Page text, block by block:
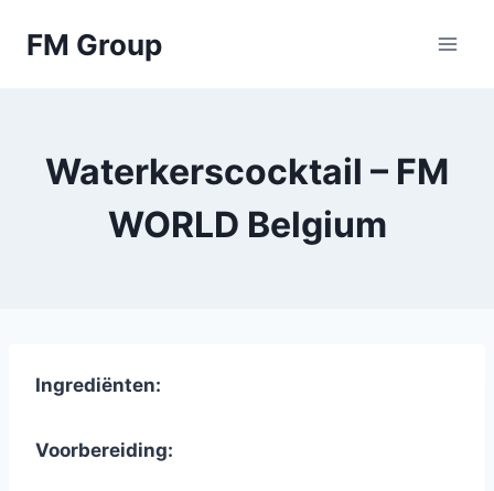
FM Group
Waterkerscocktail – FM
WORLD Belgium
Ingrediënten:
Voorbereiding: